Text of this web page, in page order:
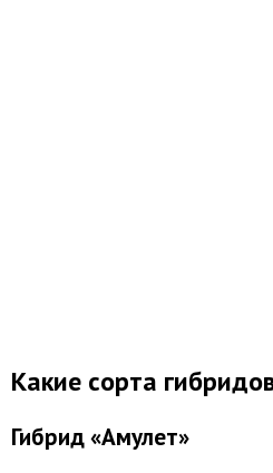
Какие сорта
Гибрид «Амулет»